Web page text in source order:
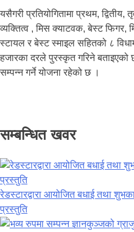
यसैगरी प्रतियोगितामा प्रथम,
व्यक्तित्व , मिस क्याटवक, बेस्ट फिगर,
स्टायल र बेस्ट स्माइल सहितको ८
हजारका दरले पुरस्कृत गरिने
सम्पन्न गर्ने योजना रहेको छ ।
सम्बन्धित खवर
रेडस्टारद्वारा आयोजित बधाई तथा
प्रस्तुति